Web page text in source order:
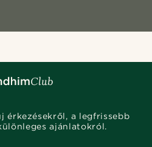
érkezésekről, a legfrissebb
ajánlatokról.